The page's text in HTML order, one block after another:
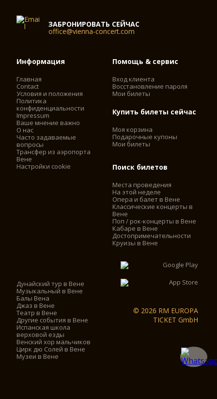
ЗАБРОНИРОВАТЬ СЕЙЧАС
office@vienna-concert.com
Информация
Главная
Contact
Условия и положения
Политика
конфиденциальности
Impressum
Ваше мнение важно
О нас
Часто задаваемые
вопросы
Трансфер из аэропорта
Вене
Настройки cookie
Помощь & сервис
Вход клиента
Восстановление пароля
Мои билеты
Купить билеты сейчас
Моя корзина
Подарочные купоны
Мои билеты
Поиск билетов
Места проведения
На этой неделе
Опера и балет в Вене
Классические концерты в
Вене
Поп / рок-концерты в Вене
Кабаре в Вене
Достопримечательности
Круизы в Вене
Дунайский тур в Вене
Музыкальный в Вене
Балы Вена
Джаз в Вене
Театр в Вене
Другие события в Вене
Испанская школа
верховой езды
Венский хор мальчиков
Цирк дю Солей в Вене
Музеи в Вене
© 2026 RM EUROPA
TICKET GmbH